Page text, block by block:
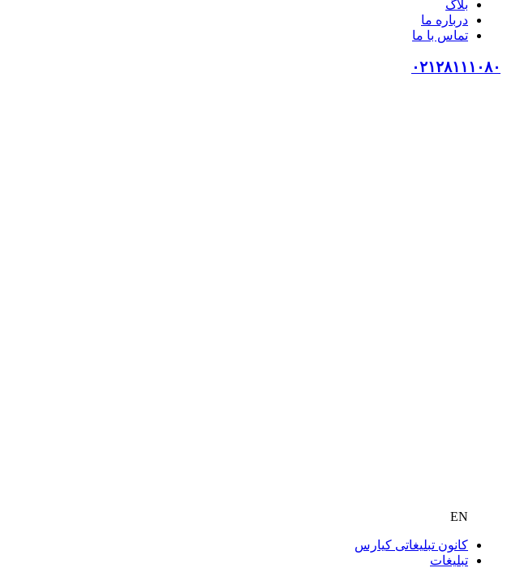
بلاگ
درباره ما
تماس با ما
۰۲۱۲۸۱۱۱۰۸۰
EN
کانون تبلیغاتی کیارس
تبلیغات